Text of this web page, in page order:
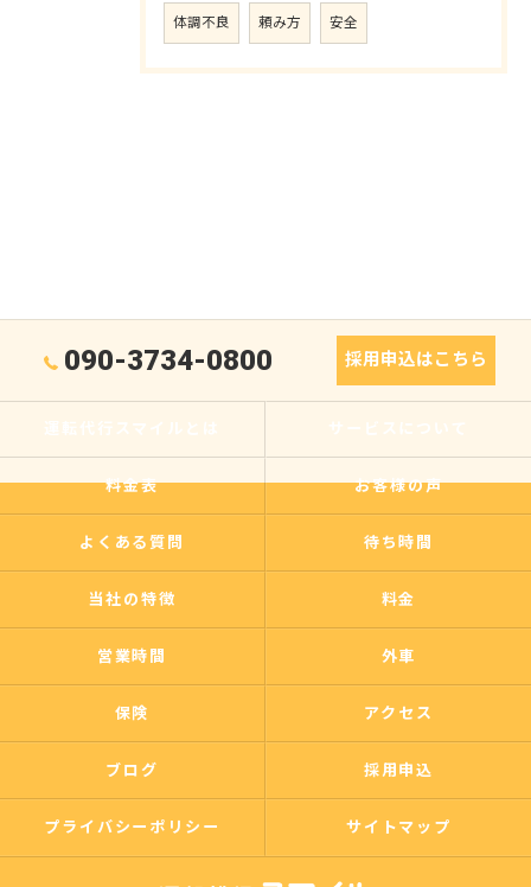
体調不良 頼み方 安全
090-3734-0800 採用申込はこちら
料金表 お客様の声
よくある質問 待ち時間
当社の特徴 料金
営業時間 外車
保険 アクセス
ブログ 採用申込
プライバシーポリシー サイトマップ